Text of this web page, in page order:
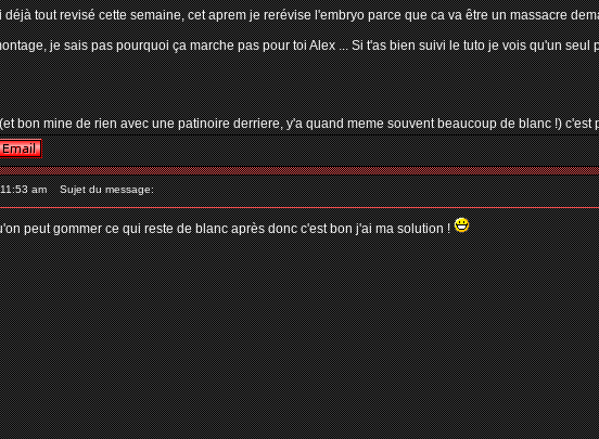
tout revisé cette semaine, cet aprem je rerévise l'embryo parce que ca va être un massacre
je sais pas pourquoi ça marche pas pour toi Alex ... Si t'as bien suivi le tuto je vois qu'un
bon mine de rien avec une patinoire derriere, y'a quand meme souvent beaucoup de blanc !)
am Sujet du message:
peut gommer ce qui reste de blanc après donc c'est bon j'ai ma solution !